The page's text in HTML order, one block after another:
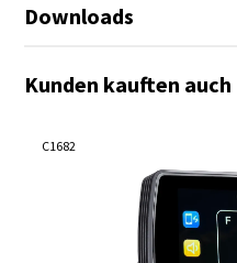
Downloads
Kunden kauften auch
C1682